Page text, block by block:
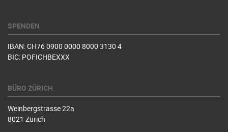
SPENDEN
IBAN: CH76 0900 0000 8000 3130 4
BIC: POFICHBEXXX
BÜRO ZÜRICH
Weinbergstrasse 22a
8021 Zürich